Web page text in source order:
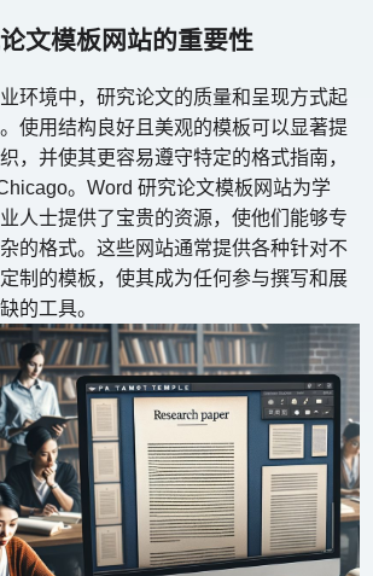
文模板网站的重要性
环境中，研究论文的质量和呈现方式起
使用结构良好且美观的模板可以显著提
，并使其更容易遵守特定的格式指南，
。Word 研究论文模板网站为学
人士提供了宝贵的资源，使他们能够专
的格式。这些网站通常提供各种针对不
制的模板，使其成为任何参与撰写和展
的工具。